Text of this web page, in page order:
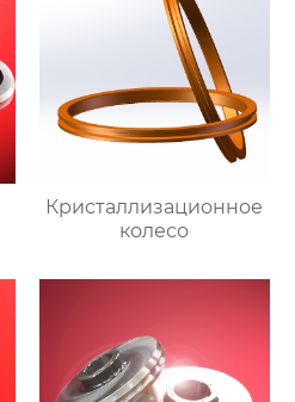
Кристаллизационное
колесо